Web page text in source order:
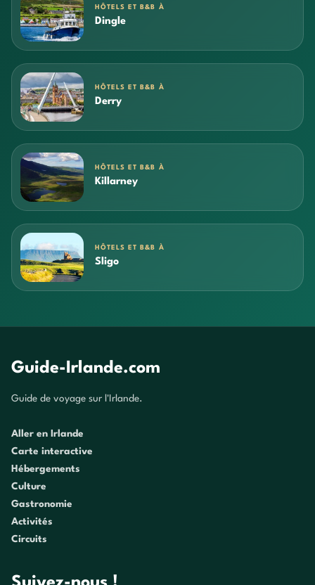
HÔTELS ET B&B À
Dingle
HÔTELS ET B&B À
Derry
HÔTELS ET B&B À
Killarney
HÔTELS ET B&B À
Sligo
Guide-Irlande.com
Guide de voyage sur l'Irlande.
Aller en Irlande
Carte interactive
Hébergements
Culture
Gastronomie
Activités
Circuits